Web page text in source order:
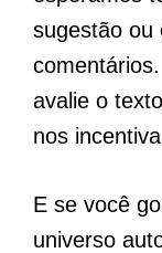
sugestão ou
avalie o
nos
E se você
universo